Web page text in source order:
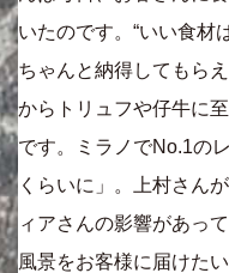
いたのです。“いい食材
ちゃんと納得してもら
からトリュフや仔牛に
です。ミラノでNo.1の
くらいに」。上村さん
ィアさんの影響があっ
風景をお客様に届けた